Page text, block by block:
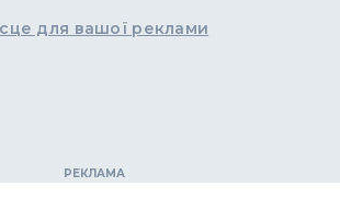
для вашої реклами